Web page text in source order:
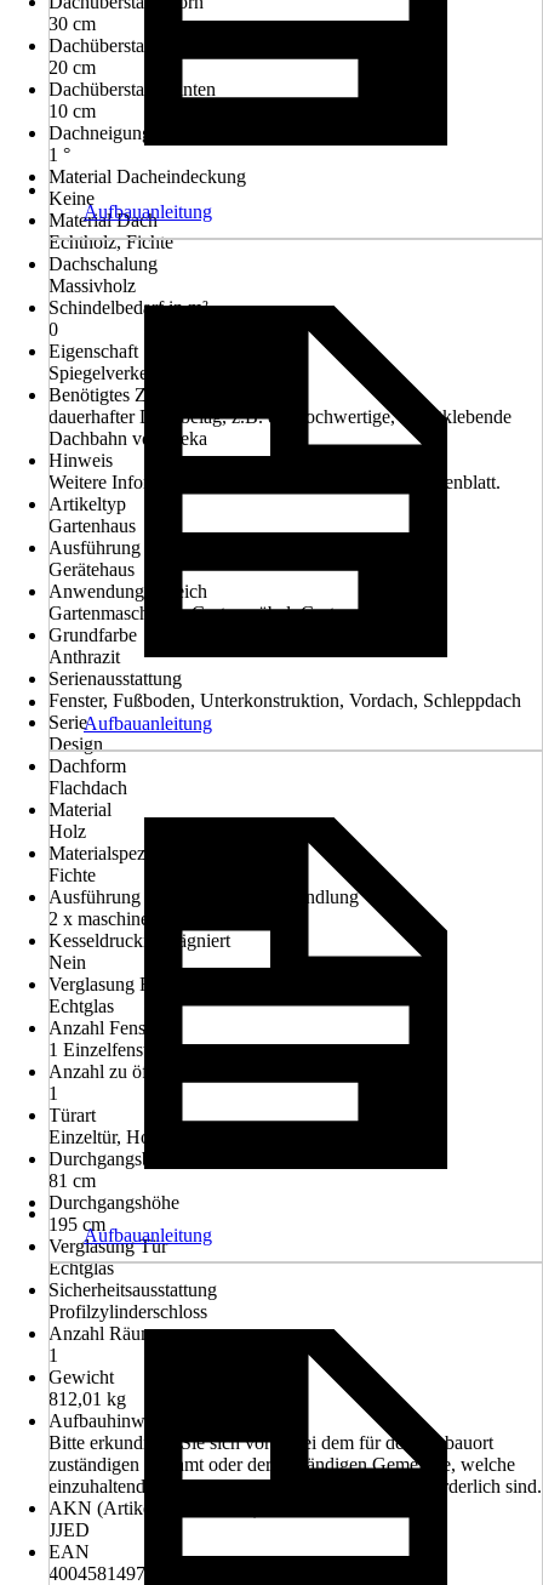
30 cm
Dachüberstand seitlich
20 cm
Dachüberstand hinten
10 cm
Dachneigung
1 °
Material Dacheindeckung
Keine
Material Dach
Echtholz, Fichte
Dachschalung
Massivholz
Schindelbedarf in m²
0
Eigenschaft
Spiegelverkehrt aufbaubar
Benötigtes Zubehör
dauerhafter Dachbelag, z.B. die hochwertige, selbstklebende
Dachbahn von weka
Hinweis
Weitere Informationen entnehmen Sie bitte dem Datenblatt.
Artikeltyp
Gartenhaus
Ausführung
Gerätehaus
Anwendungsbereich
Gartenmaschinen, Gartenmöbel, Gartenwerkzeug
Grundfarbe
Anthrazit
Serienausstattung
Fenster, Fußboden, Unterkonstruktion, Vordach, Schleppdach
Serie
Design
Dachform
Flachdach
Material
Holz
Materialspezifizierung
Fichte
Ausführung der Oberflächenbehandlung
2 x maschinell gestrichen
Kesseldruckimprägniert
Nein
Verglasung Fenster
Echtglas
Anzahl Fenster
1 Einzelfenster
Anzahl zu öffnender Fenster
1
Türart
Einzeltür, Hohe Durchgangstür (ab 190 cm)
Durchgangsbreite
81 cm
Durchgangshöhe
195 cm
Verglasung Tür
Echtglas
Sicherheitsausstattung
Profilzylinderschloss
Anzahl Räume
1
Gewicht
812,01 kg
Aufbauhinweis
Bitte erkundigen Sie sich vorab bei dem für den Einbauort
zuständigen Bauamt oder der zuständigen Gemeinde, welche
einzuhaltenden bautechnischen Anforderungen erforderlich sind.
AKN (Artikelkurznummer)
JJED
EAN
4004581497484
Aufbauanleitung
Aufbauanleitung
Aufbauanleitung